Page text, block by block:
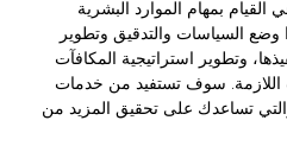
القيام بمهام الموارد البشرية
السياسات والتدقيق وتطوير
وتطوير استراتيجية المكافآت
اللازمة. سوف تستفيد من خدمات
تساعدك على تحقيق المزيد من